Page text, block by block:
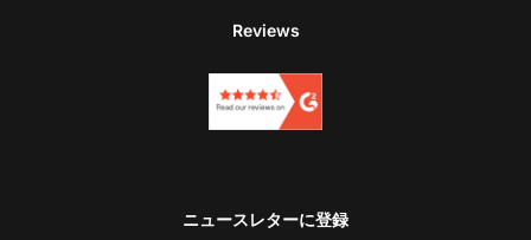
Reviews
ニュースレターに登録